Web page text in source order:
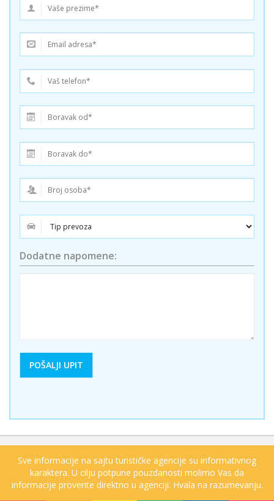
Dodatne napomene:
Sve informacije na sajtu turističke agencije su informativnog
karaktera. U cilju potpune pouzdanosti molimo Vas da
informacije proverite direktno u agenciji. Hvala na razumevanju.